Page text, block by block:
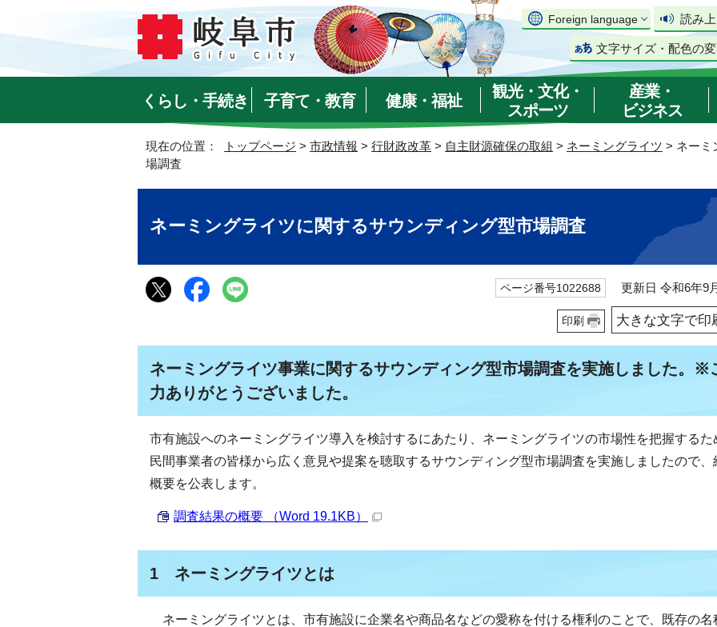
Foreign language 読み
文字サイズ・配色の
くらし・手続き 子育て・教育 健康・福祉
観光・文化・
スポーツ
産業・
ビジネス
現在の位置： トップページ > 市政情報 > 行財政改革 > 自主財源確保の取組 > ネーミングライツ > ネーミ
場調査
ネーミングライツに関するサウンディング型市場調査
ページ番号1022688 更新日 令和6年9
印刷 大きな文字で印
ネーミングライツ事業に関するサウンディング型市場調査を実施しました。※
力ありがとうございました。
市有施設へのネーミングライツ導入を検討するにあたり、ネーミングライツの市場性を把握するた
民間事業者の皆様から広く意見や提案を聴取するサウンディング型市場調査を実施しましたので、
概要を公表します。
調査結果の概要 （Word 19.1KB）
1 ネーミングライツとは
ネーミングライツとは、市有施設に企業名や商品名などの愛称を付ける権利のことで、既存の名